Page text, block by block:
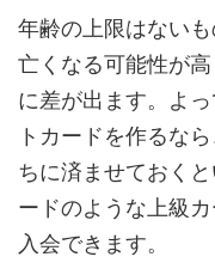
年齢の上限はない
亡くなる可能性が
に差が出ます。よ
トカードを作るな
ちに済ませておく
ードのような上級
入会できます。